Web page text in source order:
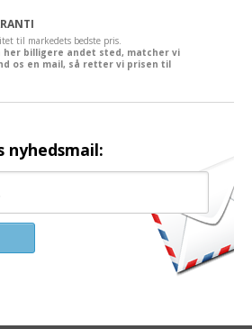
til markedets bedste pris.
her billigere andet sted, matcher vi
os en mail, så retter vi prisen til
nyhedsmail: